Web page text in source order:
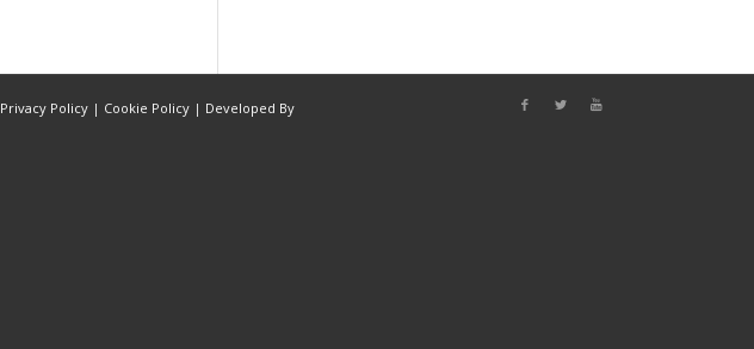
Privacy Policy | Cookie Policy | Developed By